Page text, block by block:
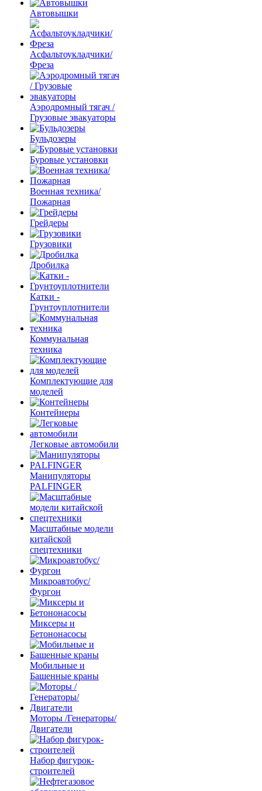
Автовышки
Асфальтоукладчики/
Фреза
Аэродромный тягач /
Грузовые эвакуаторы
Бульдозеры
Буровые установки
Военная техника/
Пожарная
Грейдеры
Грузовики
Дробилка
Катки -
Грунтоуплотнители
Коммунальная
техника
Комплектующие для
моделей
Контейнеры
Легковые автомобили
Манипуляторы
PALFINGER
Масштабные модели
китайской
спецтехники
Микроавтобус/
Фургон
Миксеры и
Бетононасосы
Мобильные и
Башенные краны
Моторы /Генераторы/
Двигатели
Набор фигурок-
строителей